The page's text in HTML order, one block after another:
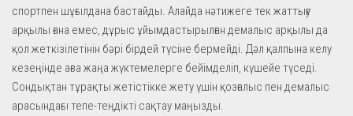
спортпен шұғылдана бастайды. Алайда нәтижеге тек жаттығу
арқылы ғана емес, дұрыс ұйымдастырылған демалыс арқылы да
қол жеткізілетінін бәрі бірдей түсіне бермейді. Дәл қалпына келу
кезеңінде ағза жаңа жүктемелерге бейімделіп, күшейе түседі.
Сондықтан тұрақты жетістікке жету үшін қозғалыс пен демалыс
арасындағы тепе-теңдікті сақтау маңызды.